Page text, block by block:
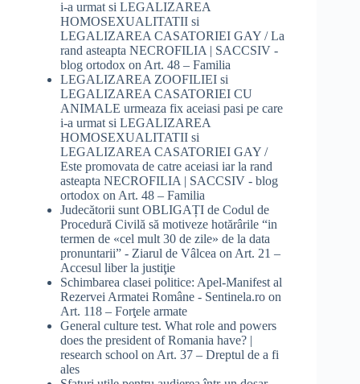
i-a urmat si LEGALIZAREA
HOMOSEXUALITATII si
LEGALIZAREA CASATORIEI GAY / La
rand asteapta NECROFILIA | SACCSIV -
blog ortodox on Art. 48 – Familia
LEGALIZAREA ZOOFILIEI si
LEGALIZAREA CASATORIEI CU
ANIMALE urmeaza fix aceiasi pasi pe care
i-a urmat si LEGALIZAREA
HOMOSEXUALITATII si
LEGALIZAREA CASATORIEI GAY /
Este promovata de catre aceiasi iar la rand
asteapta NECROFILIA | SACCSIV - blog
ortodox on Art. 48 – Familia
Judecătorii sunt OBLIGAȚI de Codul de
Procedură Civilă să motiveze hotărârile “in
termen de «cel mult 30 de zile» de la data
pronuntarii” - Ziarul de Vâlcea on Art. 21 –
Accesul liber la justiţie
Schimbarea clasei politice: Apel-Manifest al
Rezervei Armatei Române - Sentinela.ro on
Art. 118 – Forţele armate
General culture test. What role and powers
does the president of Romania have? |
research school on Art. 37 – Dreptul de a fi
ales